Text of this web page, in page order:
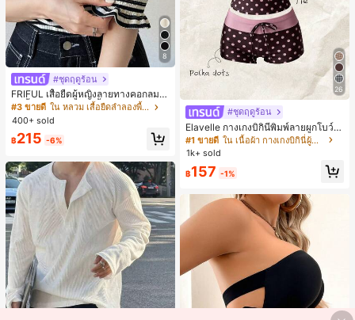
8
#ชุดฤดูร้อน
FRIFUL เสื้อยืดผู้หญิงลายทางคอกลมแ
ขนสั้นปลายแขนพับ เสื้อยืดกราฟิกฤดูร้
อน
#3 ขายดี
ใน หลวม เสื้อยืดลำลองพื้นฐาน
400+ sold
฿215 -6%
26
#ชุดฤดูร้อน
Elavelle กางเกงบิกินี่พิมพ์ลายผูกโบว์เอ
วสูงสำหรับผู้หญิง, ฤดูใบไม้ผลิ/ฤดูร้อน
#1 ขายดี
ใน เนื้อผ้า กางเกงบิกินี่ผู้หญิง
1k+ sold
฿157 -1%